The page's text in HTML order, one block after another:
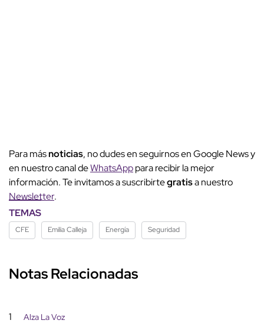
Para másnoticias, no dudes en seguirnos en Google News y
en nuestro canal deWhatsApppara recibir la mejor
información. Te invitamos a suscribirtegratisa nuestro
Newsletter.
TEMAS
CFE Emilia Calleja Energía Seguridad
Notas Relacionadas
1 Alza La Voz